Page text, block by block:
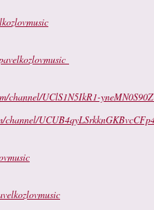
ic
channel/UClS1N5IkR1-
channel/